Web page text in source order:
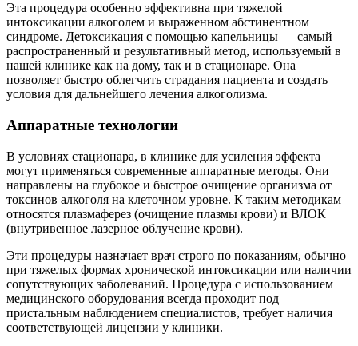
Эта процедура особенно эффективна при тяжелой
интоксикации алкоголем и выраженном абстинентном
синдроме. Детоксикация с помощью капельницы — самый
распространенный и результативный метод, используемый в
нашей клинике как на дому, так и в стационаре. Она
позволяет быстро облегчить страдания пациента и создать
условия для дальнейшего лечения алкоголизма.
Аппаратные технологии
В условиях стационара, в клинике для усиления эффекта
могут применяться современные аппаратные методы. Они
направлены на глубокое и быстрое очищение организма от
токсинов алкоголя на клеточном уровне. К таким методикам
относятся плазмаферез (очищение плазмы крови) и ВЛОК
(внутривенное лазерное облучение крови).
Эти процедуры назначает врач строго по показаниям, обычно
при тяжелых формах хронической интоксикации или наличии
сопутствующих заболеваний. Процедура с использованием
медицинского оборудования всегда проходит под
пристальным наблюдением специалистов, требует наличия
соответствующей лицензии у клиники.